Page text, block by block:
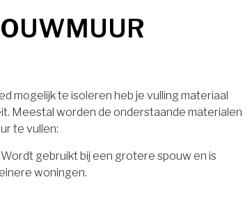
mogelijk te isoleren heb je vulling materiaal
Meestal worden de onderstaande materialen
te vullen:
gebruikt bij een grotere spouw en is
woningen.